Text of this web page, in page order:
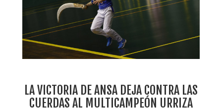
LA VICTORIA DE ANSA DEJA CONTRA LAS
CUERDAS AL MULTICAMPEÓN URRIZA